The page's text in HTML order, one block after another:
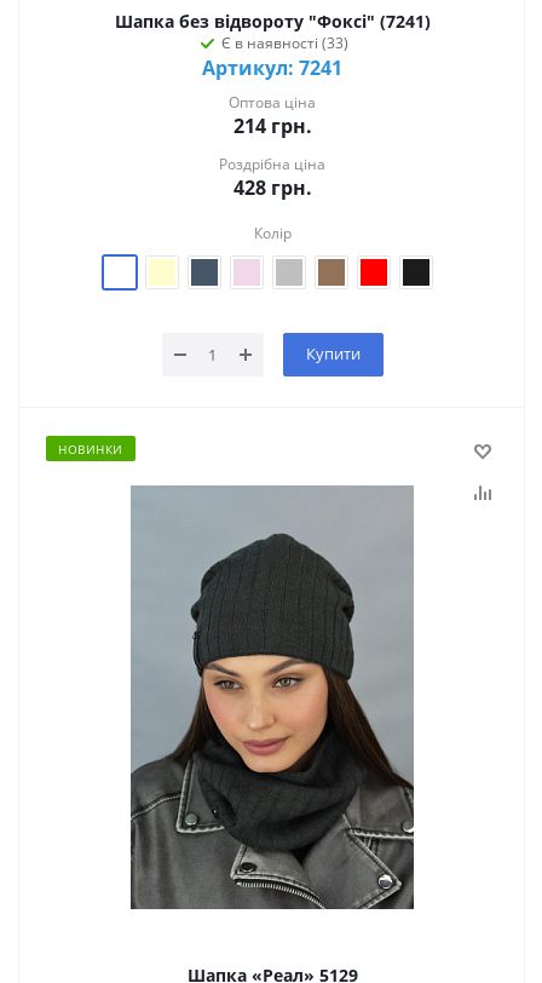
Шапка без відвороту "Фоксі" (7241)
Є в наявності (33)
Артикул: 7241
Оптова ціна
214грн.
Роздрібна ціна
428грн.
Колір
Купити
НОВИНКИ
Шапка «Реал» 5129